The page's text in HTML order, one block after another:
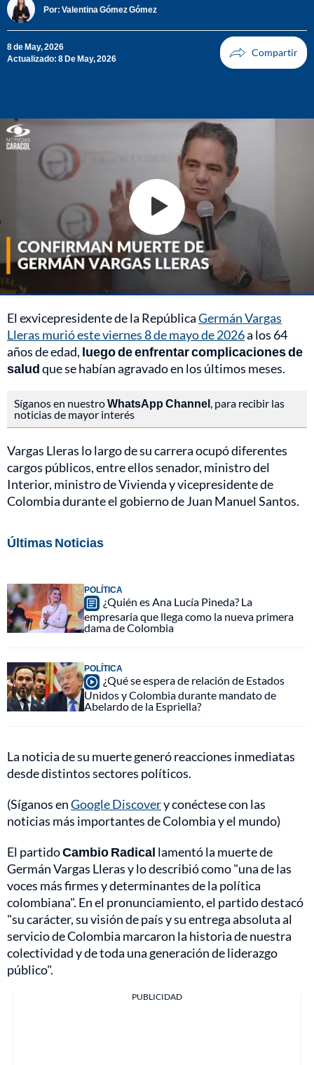
Por: Valentina Gómez Gómez
8 de May, 2026
Actualizado: 8 De May, 2026
El exvicepresidente de la RepúblicaGermán Vargas
Lleras murió este viernes 8 de mayo de 2026a los 64
años de edad, luego de enfrentar complicaciones de
saludque se habían agravado en los últimos meses.
Síganos en nuestroWhatsApp Channel , para recibir las
noticias de mayor interés
Vargas Lleras lo largo de su carrera ocupó diferentes
cargos públicos, entre ellos senador, ministro del
Interior, ministro de Vivienda y vicepresidente de
Colombia durante el gobierno de Juan Manuel Santos.
Últimas Noticias
POLÍTICA
¿Quién es Ana Lucía Pineda? La
empresaria que llega como la nueva primera
dama de Colombia
POLÍTICA
¿Qué se espera de relación de Estados
Unidos y Colombia durante mandato de
Abelardo de la Espriella?
La noticia de su muerte generó reacciones inmediatas
desde distintos sectores políticos.
(Síganos enGoogle Discovery conéctese con las
noticias más importantes de Colombia y el mundo)
El partidoCambio Radical lamentó la muerte de
Germán Vargas Lleras y lo describió como "una de las
voces más firmes y determinantes de la política
colombiana". En el pronunciamiento, el partido destacó
"su carácter, su visión de país y su entrega absoluta al
servicio de Colombia marcaron la historia de nuestra
colectividad y de toda una generación de liderazgo
público".
PUBLICIDAD